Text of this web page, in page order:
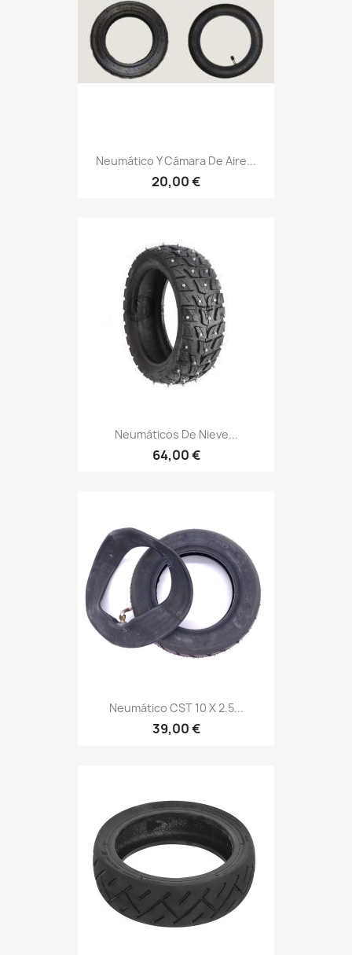
Neumático Y Cámara De Aire...
20,00 €
Neumáticos De Nieve...
64,00 €
Neumático CST 10 X 2.5...
39,00 €